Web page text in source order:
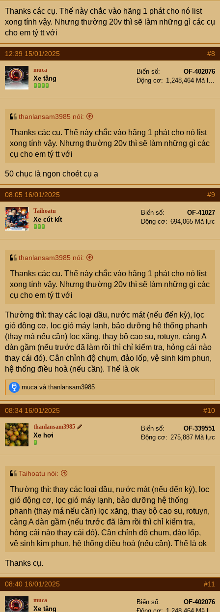
Thanks các cụ. Thế này chắc vào hãng 1 phát cho nó list
xong tính vậy. Nhưng thường 20v thì sẽ làm những gì các cụ
cho em tý tt với
12:39 15/01/2025 #8
muca
Xe tăng
Biển số
OF-402076
Động cơ
1,248,464 Mã lực
thanlansam3985 nói:
Thanks các cụ. Thế này chắc vào hãng 1 phát cho nó list
xong tính vậy. Nhưng thường 20v thì sẽ làm những gì các
cụ cho em tý tt với
50 chục là ngon choét cụ ạ
08:05 16/01/2025 #9
Taihoatu
Xe cút kít
Biển số
OF-41027
Động cơ
694,065 Mã lực
thanlansam3985 nói:
Thanks các cụ. Thế này chắc vào hãng 1 phát cho nó list
xong tính vậy. Nhưng thường 20v thì sẽ làm những gì các
cụ cho em tý tt với
Thường thì: thay các loại dầu, nước mát (nếu đến kỳ), lọc
gió động cơ, lọc gió máy lạnh, bảo dưỡng hệ thống phanh
(thay má nếu cần) lọc xăng, thay bộ cao su, rotuyn, càng A
dàn gầm (nếu trước đã làm rồi thì chỉ kiểm tra, hỏng cái nào
thay cái đó). Cân chỉnh độ chụm, đảo lốp, vệ sinh kim phun,
hệ thống điều hoà (nếu cần). Thế là ok
R
e
a
c
t
i
o
n
s
mucavà thanlansam3985
08:34 16/01/2025 #10
thanlansam3985
Xe hơi
Biển số
OF-339551
Động cơ
275,887 Mã lực
Taihoatu nói:
Thường thì: thay các loại dầu, nước mát (nếu đến kỳ), lọc
gió động cơ, lọc gió máy lạnh, bảo dưỡng hệ thống
phanh (thay má nếu cần) lọc xăng, thay bộ cao su, rotuyn,
càng A dàn gầm (nếu trước đã làm rồi thì chỉ kiểm tra,
hỏng cái nào thay cái đó). Cân chỉnh độ chụm, đảo lốp,
vệ sinh kim phun, hệ thống điều hoà (nếu cần). Thế là ok
Thanks cụ.
08:40 16/01/2025 #11
muca
Xe tăng
Biển số
OF-402076